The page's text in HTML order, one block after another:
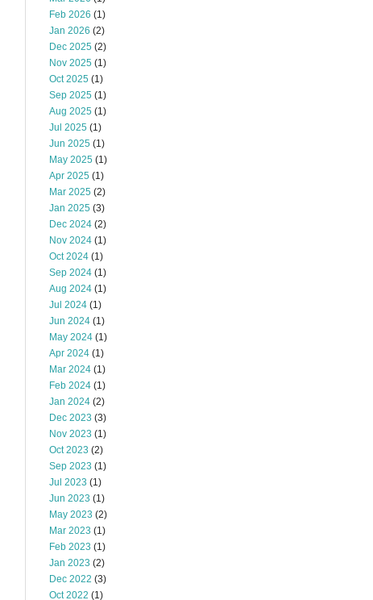
Feb 2026 (1)
Jan 2026 (2)
Dec 2025 (2)
Nov 2025 (1)
Oct 2025 (1)
Sep 2025 (1)
Aug 2025 (1)
Jul 2025 (1)
Jun 2025 (1)
May 2025 (1)
Apr 2025 (1)
Mar 2025 (2)
Jan 2025 (3)
Dec 2024 (2)
Nov 2024 (1)
Oct 2024 (1)
Sep 2024 (1)
Aug 2024 (1)
Jul 2024 (1)
Jun 2024 (1)
May 2024 (1)
Apr 2024 (1)
Mar 2024 (1)
Feb 2024 (1)
Jan 2024 (2)
Dec 2023 (3)
Nov 2023 (1)
Oct 2023 (2)
Sep 2023 (1)
Jul 2023 (1)
Jun 2023 (1)
May 2023 (2)
Mar 2023 (1)
Feb 2023 (1)
Jan 2023 (2)
Dec 2022 (3)
Oct 2022 (1)